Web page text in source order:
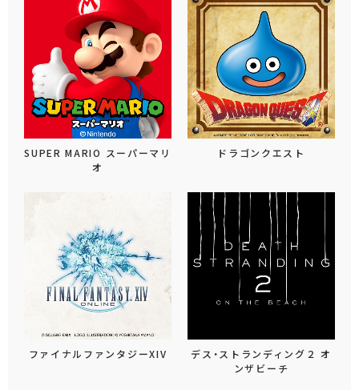
SUPER MARIO スーパーマリ
オ
ドラゴンクエスト
ファイナルファンタジーXIV
デス・ストランディング２ オ
ンザビーチ